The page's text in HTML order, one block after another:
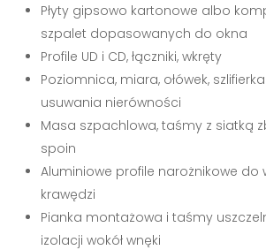
Płyty gipsowo kartonowe albo
szpalet dopasowanych do okna
Profile UD i CD, łączniki, wkręty
Poziomnica, miara, ołówek,
usuwania nierówności
Masa szpachlowa, taśmy z siatką
spoin
Aluminiowe profile narożnikowe do
krawędzi
Pianka montażowa i taśmy
izolacji wokół wnęki